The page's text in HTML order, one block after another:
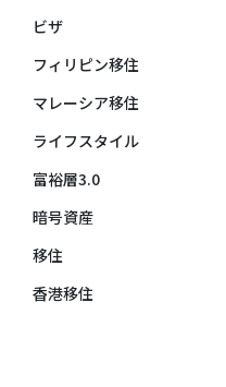
ビザ
フィリピン移住
マレーシア移住
ライフスタイル
富裕層3.0
暗号資産
移住
香港移住